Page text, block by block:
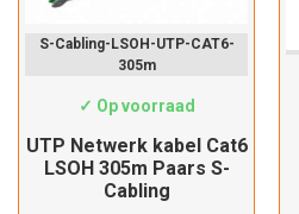
S-Cabling-LSOH-UTP-CAT6-
305m
✓ Op voorraad
UTP Netwerk kabel Cat6
LSOH 305m Paars S-
Cabling